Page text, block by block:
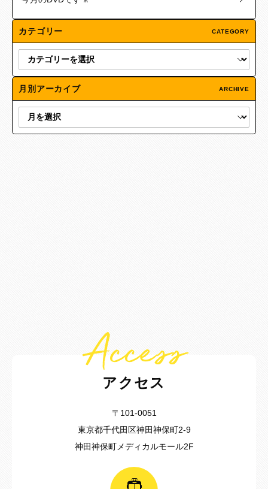
カテゴリー CATEGORY
月別アーカイブ ARCHIVE
Access
アクセス
〒101-0051
東京都千代田区神田神保町2-9
神田神保町メディカルモール2F